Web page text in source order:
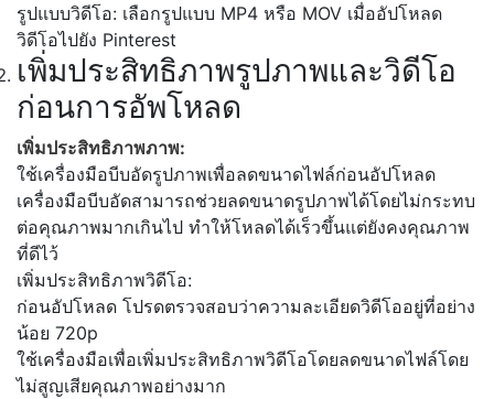
รูปแบบวิดีโอ: เลือกรูปแบบ MP4 หรือ MOV เมื่ออัปโหลด
วิดีโอไปยัง Pinterest
เพิ่มประสิทธิภาพรูปภาพและวิดีโอ
ก่อนการอัพโหลด
เพิ่มประสิทธิภาพภาพ:
ใช้เครื่องมือบีบอัดรูปภาพเพื่อลดขนาดไฟล์ก่อนอัปโหลด
เครื่องมือบีบอัดสามารถช่วยลดขนาดรูปภาพได้โดยไม่กระทบ
ต่อคุณภาพมากเกินไป ทำให้โหลดได้เร็วขึ้นแต่ยังคงคุณภาพ
ที่ดีไว้
เพิ่มประสิทธิภาพวิดีโอ:
ก่อนอัปโหลด โปรดตรวจสอบว่าความละเอียดวิดีโออยู่ที่อย่าง
น้อย 720p
ใช้เครื่องมือเพื่อเพิ่มประสิทธิภาพวิดีโอโดยลดขนาดไฟล์โดย
ไม่สูญเสียคุณภาพอย่างมาก